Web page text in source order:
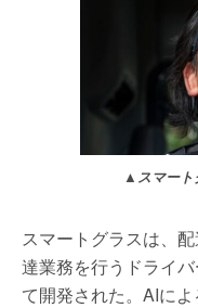
▲スマート
スマートグラスは、
達業務を行うドライ
て開発された。AIに